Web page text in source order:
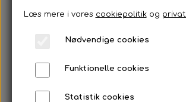
Læs mere i vores cookiepolitikog
Nødvendige cookies
Funktionelle cookies
Statistik cookies